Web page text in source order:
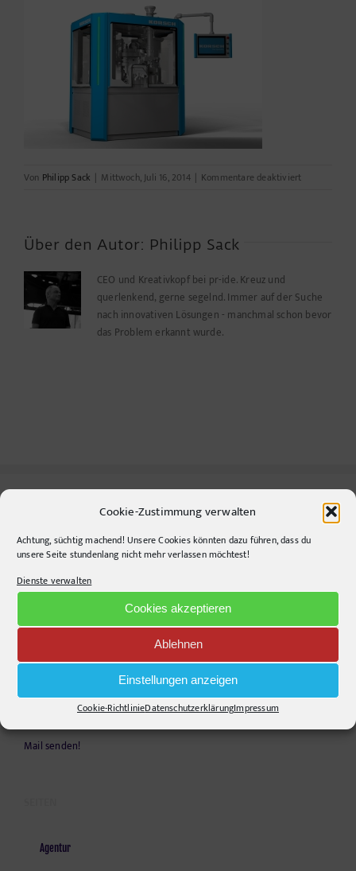
Cookie-Zustimmung verwalten
Achtung, süchtig machend! Unsere Cookies könnten dazu führen, dass du
unsere Seite stundenlang nicht mehr verlassen möchtest!
Dienste verwalten
Cookies akzeptieren
Ablehnen
Einstellungen anzeigen
Cookie-RichtlinieDatenschutzerklärungImpressum
Von Philipp Sack | Mittwoch, Juli 16, 2014 | Kommentare deaktiviertfür
Über den Autor: Philipp Sack
CEO und Kreativkopf bei pr-ide. Kreuz und
querlenkend, gerne segelnd. Immer auf der Suche
nach innovativen Lösungen - manchmal schon bevor
das Problem erkannt wurde.
pr-ide
Krefelder Straße 11A
Telephone:+49306860203
Kontakt und Anfahrt
Mail senden!
Agentur